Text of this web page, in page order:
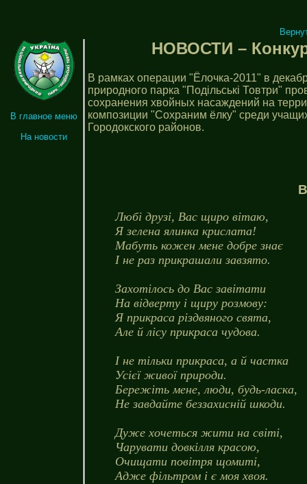
В главное меню
На новости
НОВОСТИ –
В рамках операции "Ёлочка-2011" в
природного парка "Подільські Товтри"
сохранения хвойных насаждений на
композиции "Сохраним ёлку" среди
Городокского районов.
Любі друзі, Вас щиро вітаю,
Я зелена ялинка крислата!
Мабуть кожен мене добре знає
І не раз прикрашали завзято.
Захотілось до Вас завітати
На відверту і щиру розмову:
Я прикраса різдвяного свята,
Але й лісу прикраса чудова.
І не тільки прикраса, а й частка
Усієї живої природи.
Бережіть мене, люди, будь-ласка,
Не завдайте беззахисній шкоди.
Дуже хочеться жити на світі,
Чарувати довкілля красою,
Очищати повітря щомиті,
Адже фільтром і є моя хвоя.